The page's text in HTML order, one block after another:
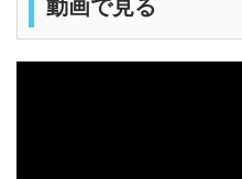
動画で見る